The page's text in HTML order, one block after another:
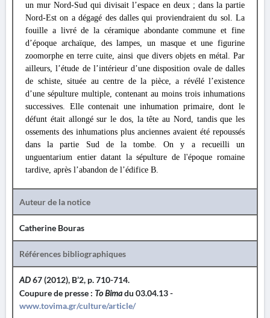
un mur Nord-Sud qui divisait l’espace en deux ; dans la partie
Nord-Est on a dégagé des dalles qui proviendraient du sol. La
fouille a livré de la céramique abondante commune et fine
d’époque archaïque, des lampes, un masque et une figurine
zoomorphe en terre cuite, ainsi que divers objets en métal. Par
ailleurs, l’étude de l’intérieur d’une disposition ovale de dalles
de schiste, située au centre de la pièce, a révélé l’existence
d’une sépulture multiple, contenant au moins trois inhumations
successives. Elle contenait une inhumation primaire, dont le
défunt était allongé sur le dos, la tête au Nord, tandis que les
ossements des inhumations plus anciennes avaient été repoussés
dans la partie Sud de la tombe. On y a recueilli un
unguentarium entier datant la sépulture de l'époque romaine
tardive, après l’abandon de l’édifice B.
Auteur de la notice
Catherine Bouras
Références bibliographiques
AD67 (2012), B’2, p. 710-714.
Coupure de presse : To Bimadu 03.04.13 -
www.tovima.gr/culture/article/